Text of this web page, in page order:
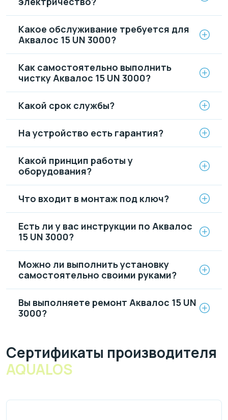
Какое обслуживание требуется для
Аквалос 15 UN 3000?
Как самостоятельно выполнить
чистку Аквалос 15 UN 3000?
Какой срок службы?
На устройство есть гарантия?
Какой принцип работы у
оборудования?
Что входит в монтаж под ключ?
Есть ли у вас инструкции по Аквалос
15 UN 3000?
Можно ли выполнить установку
самостоятельно своими руками?
Вы выполняете ремонт Аквалос 15 UN
3000?
Cертификаты производителя
AQUALOS